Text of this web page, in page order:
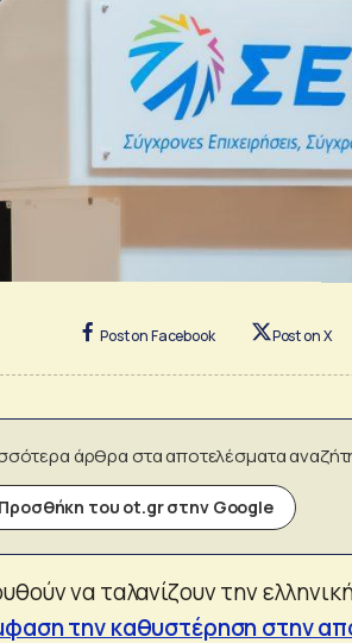
Post on Facebook Post on X
άρθρα στα αποτελέσματα
Προσθήκη του ot.gr στην Google
να ταλανίζουν την
την καθυστέρηση στην